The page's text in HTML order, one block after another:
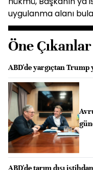
uygulanma alanı
Öne Çıkanlar
ABD'de yargıçtan
ABD'de tarım dışı